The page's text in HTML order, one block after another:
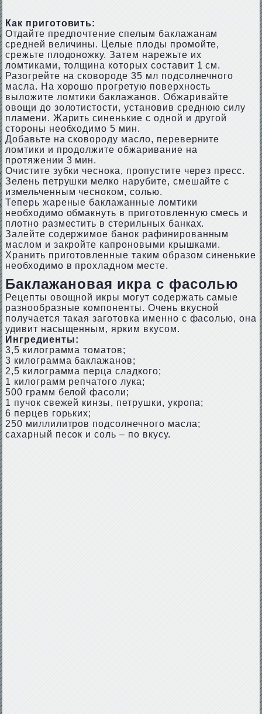
Как приготовить:
Отдайте предпочтение спелым баклажанам
средней величины. Целые плоды промойте,
срежьте плодоножку. Затем нарежьте их
ломтиками, толщина которых составит 1 см.
Разогрейте на сковороде 35 мл подсолнечного
масла. На хорошо прогретую поверхность
выложите ломтики баклажанов. Обжаривайте
овощи до золотистости, установив среднюю силу
пламени. Жарить синенькие с одной и другой
стороны необходимо 5 мин.
Добавьте на сковороду масло, переверните
ломтики и продолжите обжаривание на
протяжении 3 мин.
Очистите зубки чеснока, пропустите через пресс.
Зелень петрушки мелко нарубите, смешайте с
измельченным чесноком, солью.
Теперь жареные баклажанные ломтики
необходимо обмакнуть в приготовленную смесь и
плотно разместить в стерильных банках.
Залейте содержимое банок рафинированным
маслом и закройте капроновыми крышками.
Хранить приготовленные таким образом синенькие
необходимо в прохладном месте.
Баклажановая икра с фасолью
Рецепты овощной икры могут содержать самые
разнообразные компоненты. Очень вкусной
получается такая заготовка именно с фасолью, она
удивит насыщенным, ярким вкусом.
Ингредиенты:
3,5 килограмма томатов;
3 килограмма баклажанов;
2,5 килограмма перца сладкого;
1 килограмм репчатого лука;
500 грамм белой фасоли;
1 пучок свежей кинзы, петрушки, укропа;
6 перцев горьких;
250 миллилитров подсолнечного масла;
сахарный песок и соль – по вкусу.